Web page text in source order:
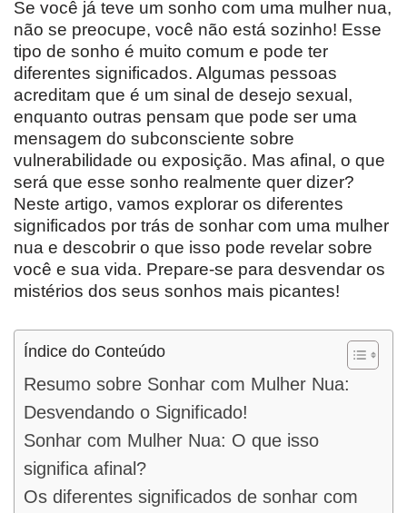
Se você já teve um sonho com uma mulher nua,
não se preocupe, você não está sozinho! Esse
tipo de sonho é muito comum e pode ter
diferentes significados. Algumas pessoas
acreditam que é um sinal de desejo sexual,
enquanto outras pensam que pode ser uma
mensagem do subconsciente sobre
vulnerabilidade ou exposição. Mas afinal, o que
será que esse sonho realmente quer dizer?
Neste artigo, vamos explorar os diferentes
significados por trás de sonhar com uma mulher
nua e descobrir o que isso pode revelar sobre
você e sua vida. Prepare-se para desvendar os
mistérios dos seus sonhos mais picantes!
Índice do Conteúdo
Resumo sobre Sonhar com Mulher Nua:
Desvendando o Significado!
Sonhar com Mulher Nua: O que isso
significa afinal?
Os diferentes significados de sonhar com